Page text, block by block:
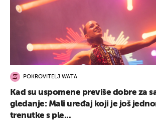
POKROVITELJ WATA
Kad su uspomene previše dobre za
gledanje: Mali uređaj koji je još
trenutke s ple...